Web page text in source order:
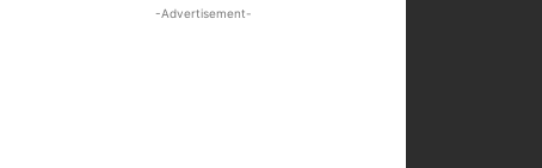
-Advertisement-